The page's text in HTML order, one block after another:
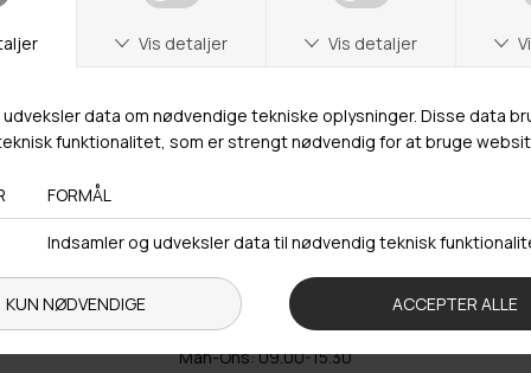
Butikker
Webshop lager
Hestehaven 21 K
Åbningstider
Man-Ons: 09.00-15.30